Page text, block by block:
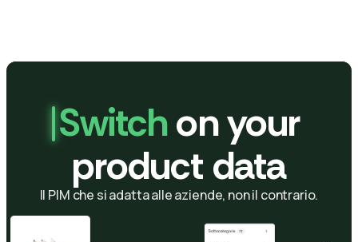
Switchon your
product data
Il PIM che si adatta alle aziende, non il contrario.